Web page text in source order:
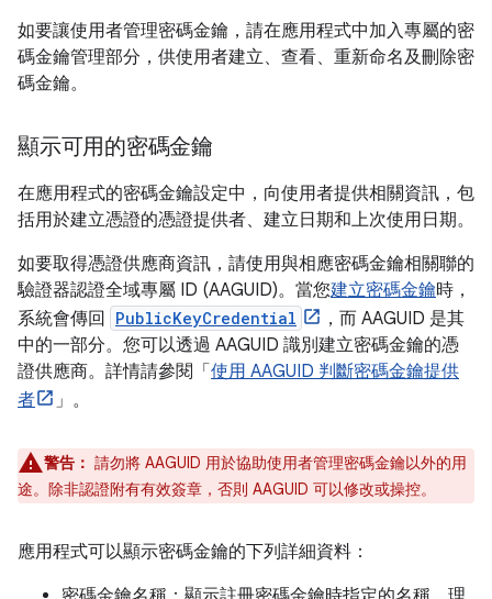
如要讓使用者管理密碼金鑰，請在應用程式中加入專屬的密
碼金鑰管理部分，供使用者建立、查看、重新命名及刪除密
碼金鑰。
顯示可用的密碼金鑰
在應用程式的密碼金鑰設定中，向使用者提供相關資訊，包
括用於建立憑證的憑證提供者、建立日期和上次使用日期。
如要取得憑證供應商資訊，請使用與相應密碼金鑰相關聯的
驗證器認證全域專屬 ID (AAGUID)。當您建立密碼金鑰時，
系統會傳回
PublicKeyCredential
，而 AAGUID 是其
中的一部分。您可以透過 AAGUID 識別建立密碼金鑰的憑
證供應商。詳情請參閱「 使用 AAGUID 判斷密碼金鑰提供
者
」。
警告： 請勿將 AAGUID 用於協助使用者管理密碼金鑰以外的用
途。除非認證附有有效簽章，否則 AAGUID 可以修改或操控。
應用程式可以顯示密碼金鑰的下列詳細資料：